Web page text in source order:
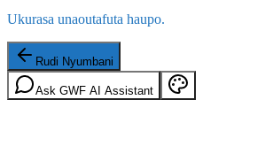
Ukurasa unaoutafuta haupo.
Rudi Nyumbani
Ask GWF AI Assistant